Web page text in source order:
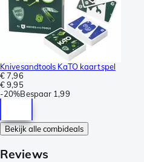
Knivesandtools KaTO kaartspel
€ 7,96
€ 9,95
-20%Bespaar 1,99
Bekijk alle combideals
Reviews